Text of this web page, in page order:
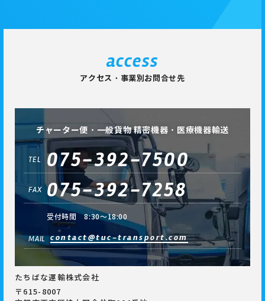
access
アクセス・事業別お問合せ先
チャーター便・一般貨物 精密機器・医療機器輸送
TEL 075-392-7500
FAX 075-392-7258
受付時間 8:30～18:00
MAIL contact@tuc-transport.com
たちばな運輸株式会社
〒615-8007